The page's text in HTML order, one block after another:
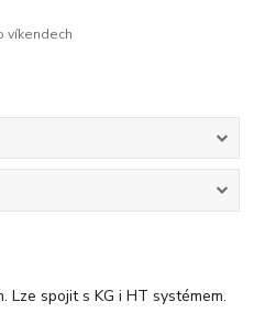
víkendech
Lze spojit s KG i HT systémem.